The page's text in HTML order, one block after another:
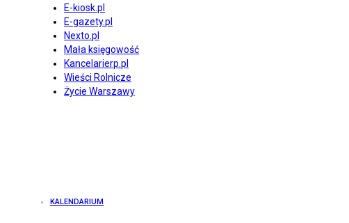
E-kiosk.pl
E-gazety.pl
Nexto.pl
Mała księgowość
Kancelarierp.pl
Wieści Rolnicze
Życie Warszawy
KALENDARIUM